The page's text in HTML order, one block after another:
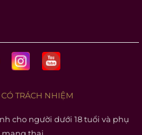
TRÁCH NHIỆM
cho người dưới 18 tuổi và phụ